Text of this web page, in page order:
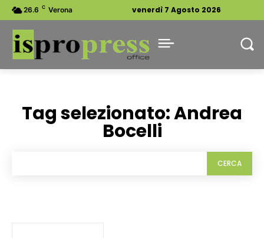
26.6 C Verona venerdì 7 Agosto 2026
Tag selezionato:Andrea
Bocelli
CERCA